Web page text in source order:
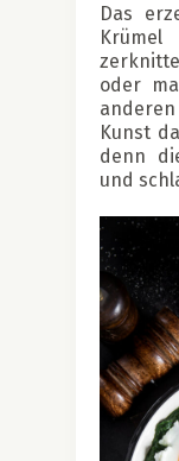
Das
oder
Kunst
denn
und